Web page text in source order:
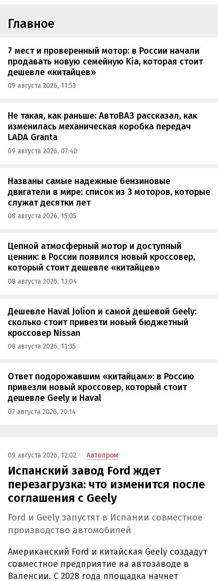
Главное
7 мест и проверенный мотор: в России начали
продавать новую семейную Kia, которая стоит
дешевле «китайцев»
09 августа 2026, 11:53
Не такая, как раньше: АвтоВАЗ рассказал, как
изменилась механическая коробка передач
LADA Granta
09 августа 2026, 07:40
Названы самые надежные бензиновые
двигатели в мире: список из 3 моторов, которые
служат десятки лет
08 августа 2026, 15:05
Цепной атмосферный мотор и доступный
ценник: в России появился новый кроссовер,
который стоит дешевле «китайцев»
08 августа 2026, 13:04
Дешевле Haval Jolion и самой дешевой Geely:
сколько стоит привезти новый бюджетный
кроссовер Nissan
08 августа 2026, 11:35
Ответ подорожавшим «китайцам»: в Россию
привезли новый кроссовер, который стоит
дешевле Geely и Haval
07 августа 2026, 20:14
09 августа 2026, 12:02 Автопром
Испанский завод Ford ждет
перезагрузка: что изменится после
соглашения с Geely
Ford и Geely запустят в Испании совместное
производство автомобилей
Американский Ford и китайская Geely создадут
совместное предприятие на автозаводе в
Валенсии. С 2028 года площадка начнет